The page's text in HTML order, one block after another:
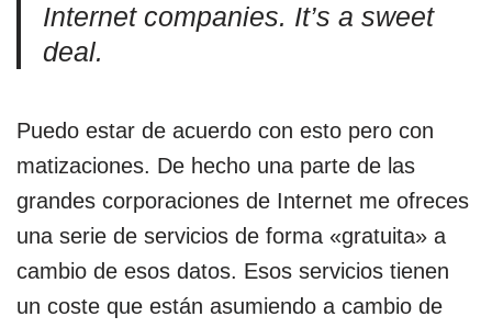
Internet companies. It’s a sweet
deal.
Puedo estar de acuerdo con esto pero con
matizaciones. De hecho una parte de las
grandes corporaciones de Internet me ofreces
una serie de servicios de forma «gratuita» a
cambio de esos datos. Esos servicios tienen
un coste que están asumiendo a cambio de